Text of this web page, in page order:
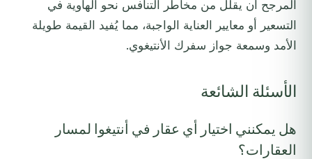
المرجح أن يقلّل من مخاطر التنافس نحو الهاوية في
التسعير أو معايير العناية الواجبة، مما يُفيد القيمة طويلة
الأمد وسمعة جواز سفرك الأنتيغوي.
الأسئلة الشائعة
هل يمكنني اختيار أي عقار في أنتيغوا لمسار
العقارات؟